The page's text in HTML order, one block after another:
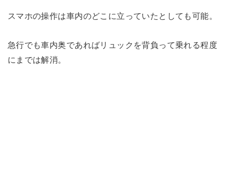
スマホの操作は車内のどこに立っていたとしても可能。
急行でも車内奥であればリュックを背負って乗れる程度
にまでは解消。